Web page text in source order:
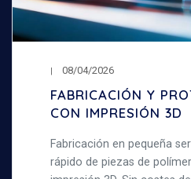
08/04/2026
FABRICACIÓN Y
CON IMPRESIÓN 3D
Fabricación en pequeña
rápido de piezas de